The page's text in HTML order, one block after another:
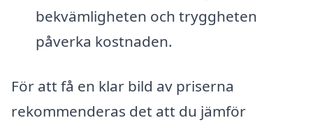
bekvämligheten och tryggheten
påverka kostnaden.
För att få en klar bild av priserna
rekommenderas det att du jämför